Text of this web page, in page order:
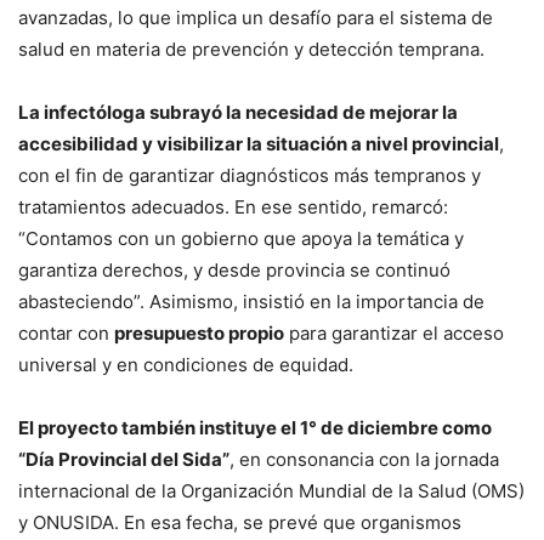
avanzadas, lo que implica un desafío para el sistema de
salud en materia de prevención y detección temprana.
La infectóloga subrayó la necesidad de mejorar la
accesibilidad y visibilizar la situación a nivel provincial,
con el fin de garantizar diagnósticos más tempranos y
tratamientos adecuados. En ese sentido, remarcó:
“Contamos con un gobierno que apoya la temática y
garantiza derechos, y desde provincia se continuó
abasteciendo”. Asimismo, insistió en la importancia de
contar con presupuesto propio para garantizar el acceso
universal y en condiciones de equidad.
El proyecto también instituye el 1° de diciembre como
“Día Provincial del Sida”, en consonancia con la jornada
internacional de la Organización Mundial de la Salud (OMS)
y ONUSIDA. En esa fecha, se prevé que organismos